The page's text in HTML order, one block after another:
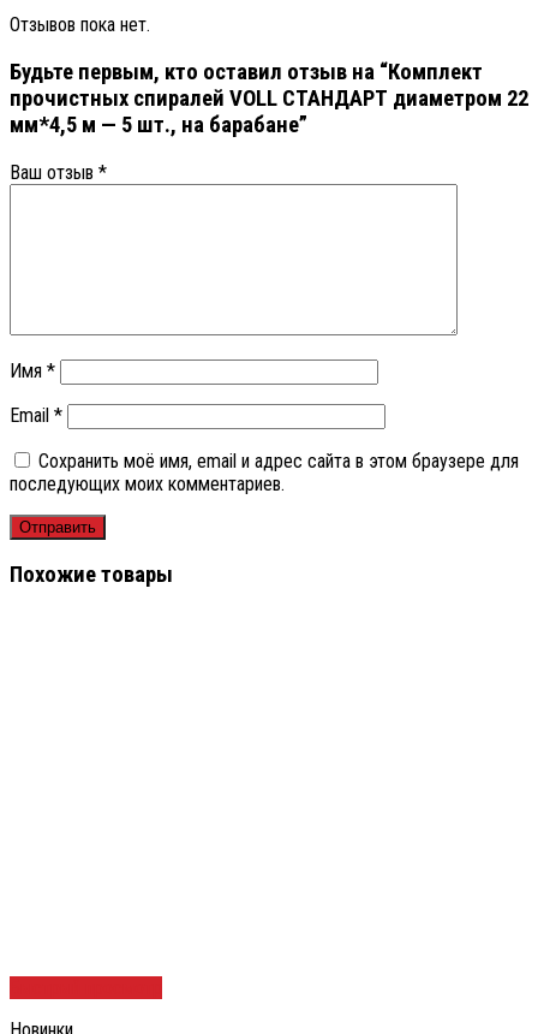
Отзывов пока нет.
Будьте первым, кто оставил отзыв на “Комплект
прочистных спиралей VOLL СТАНДАРТ диаметром 22
мм*4,5 м — 5 шт., на барабане”
Ваш отзыв *
Имя *
Email *
Сохранить моё имя, email и адрес сайта в этом браузере для
последующих моих комментариев.
Похожие товары